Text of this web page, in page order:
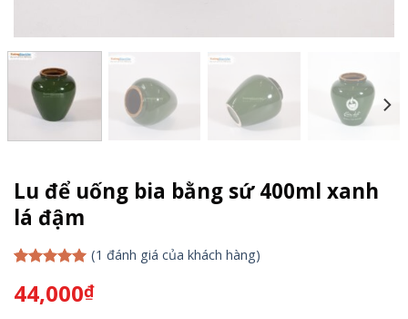
Lu để uống bia bằng sứ 400ml xanh
lá đậm
dựa trên
đánh giá
(1 đánh giá của khách hàng)
44,000₫